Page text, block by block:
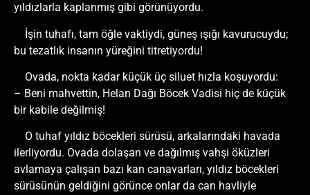
yıldızlarla kaplanmış gibi görünüyordu.
İşin tuhafı, tam öğle vaktiydi, güneş ışığı kavurucuydu;
bu tezatlık insanın yüreğini titretiyordu!
Ovada, nokta kadar küçük üç siluet hızla koşuyordu:
– Beni mahvettin, Helan Dağı Böcek Vadisi hiç de küçük
bir kabile değilmiş!
O tuhaf yıldız böcekleri sürüsü, arkalarındaki havada
ilerliyordu. Ovada dolaşan ve dağılmış vahşi öküzleri
avlamaya çalışan bazı kan canavarları, yıldız böcekleri
sürüsünün geldiğini görünce onlar da can havliyle